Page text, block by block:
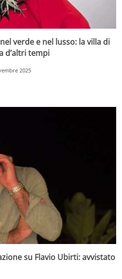
verde e nel lusso: la villa di
d’altri tempi
2025
su Flavio Ubirti: avvistato